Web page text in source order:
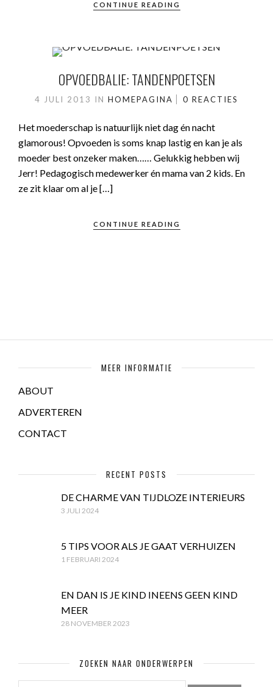
CONTINUE READING
OPVOEDBALIE: TANDENPOETSEN
4 JULI 2013 IN HOMEPAGINA 0 REACTIES
Het moederschap is natuurlijk niet dag én nacht
glamorous! Opvoeden is soms knap lastig en kan je als
moeder best onzeker maken…… Gelukkig hebben wij
Jerr! Pedagogisch medewerker én mama van 2 kids. En
ze zit klaar om al je […]
CONTINUE READING
MEER INFORMATIE
ABOUT
ADVERTEREN
CONTACT
RECENT POSTS
DE CHARME VAN TIJDLOZE INTERIEURS
3 JULI 2024
5 TIPS VOOR ALS JE GAAT VERHUIZEN
1 FEBRUARI 2024
EN DAN IS JE KIND INEENS GEEN KIND
MEER
28 NOVEMBER 2023
ZOEKEN NAAR ONDERWERPEN
ZOEKEN